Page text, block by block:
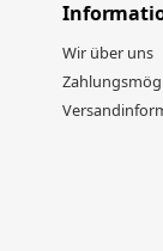
Wir über uns